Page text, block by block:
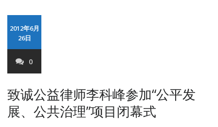
2012年6月
26日
0
致诚公益律师李科峰参加“公平发
展、公共治理”项目闭幕式